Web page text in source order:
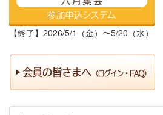
【終了】2026/5/1（金）〜5/20（水）